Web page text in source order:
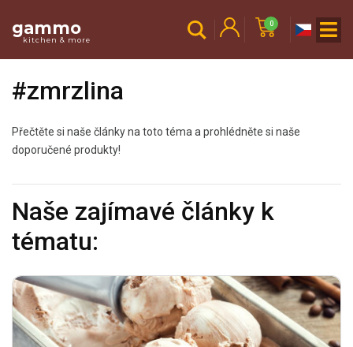
gammo
kitchen & more
0
#zmrzlina
Přečtěte si naše články na toto téma a prohlédněte si naše
doporučené produkty!
Naše zajímavé články k
tématu: